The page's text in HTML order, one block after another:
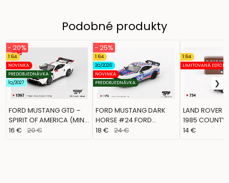
Podobné produkty
FORD MUSTANG GTD –
SPIRIT OF AMERICA (MINI
GT, MGT01097)
1:64
NOVINKA
PREDOBJEDNÁVKA
1Q/2027
- 20%
16 € 20 €
FORD MUSTANG DARK
HORSE #24 FORD
PERFORMANCE RACING
1:64
2Q/2026
NOVINKA
PREDOBJEDNÁVKA
- 25%
18 € 24 €
LAND ROVER
1985 COUNTY
WAGON –
1:64
LIMITOVANÁ EDÍCIA
14 €